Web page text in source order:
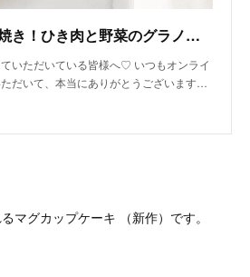
フライパンで混ぜ焼き！ひき肉と野菜のグラノーラ（月額限定♡手作り犬ごはんレシピ）｜いちかわあやこ（犬ごはん先生）｜note
いただいている皆様へ♡ いつもオンライ
だいて、本当にありがとうございます…
マグカップケーキ （新作）です。